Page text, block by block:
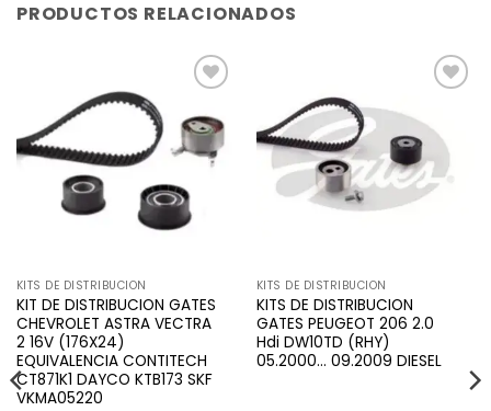
PRODUCTOS RELACIONADOS
a la
lista de
deseos
KITS DE DISTRIBUCION
KIT DE DISTRIBUCION GATES
CHEVROLET ASTRA VECTRA
2 16V (176X24)
EQUIVALENCIA CONTITECH
CT871K1 DAYCO KTB173 SKF
VKMA05220
lista de
deseos
KITS DE DISTRIBUCION
KITS DE DISTRIBUCION
GATES PEUGEOT 206 2.0
Hdi DW10TD (RHY)
05.2000… 09.2009 DIESEL